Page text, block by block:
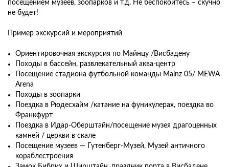
посещением музеев, зоопарков и т.д. Не беспокойтесь – скучно
не будет!
Пример экскурсий и мероприятий
Ориентировочная экскурсия по Майнцу /Висбадену
Походы в бассейн, развлекательный аква-центр
Посещение стадиона футбольной команды Mainz 05/ MEWA
Arena
Походы в зоопарки
Поездка в Рюдесхайм /катание на фуникулерах, поездка во
Франкфурт
Поездка в Идар-Оберштайн/посещение музея драгоценных
камней / церкви в скале
Посещение музеев — Гутенберг-Музей, Музей античного
кораблестроения